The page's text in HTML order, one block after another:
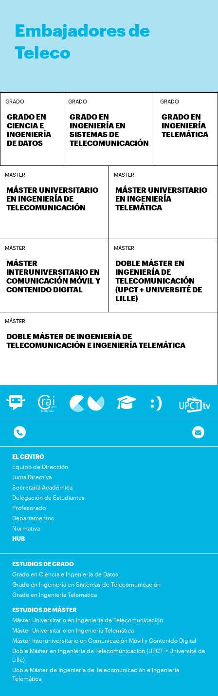
Embajadores de
Teleco
GRADO
GRADO EN
CIENCIA E
INGENIERÍA
DE DATOS
GRADO
GRADO EN
INGENIERÍA EN
SISTEMAS DE
TELECOMUNICACIÓN
GRADO
GRADO EN
INGENIERÍA
TELEMÁTICA
MÁSTER
MÁSTER UNIVERSITARIO
EN INGENIERÍA DE
TELECOMUNICACIÓN
MÁSTER
MÁSTER UNIVERSITARIO
EN INGENIERÍA
TELEMÁTICA
MÁSTER
MÁSTER
INTERUNIVERSITARIO EN
COMUNICACIÓN MÓVIL Y
CONTENIDO DIGITAL
MÁSTER
DOBLE MÁSTER EN
INGENIERÍA DE
TELECOMUNICACIÓN
(UPCT + UNIVERSITÉ DE
LILLE)
MÁSTER
DOBLE MÁSTER DE INGENIERÍA DE
TELECOMUNICACIÓN E INGENIERÍA TELEMÁTICA
EL CENTRO
Equipo de Dirección
Junta Directiva
Secretaría Académica
Delegación de Estudiantes
Profesorado
Departamentos
Normativa
HUB
ESTUDIOS DE GRADO
Grado en Ciencia e Ingeniería de Datos
Grado en Ingeniería en Sistemas de Telecomunicación
Grado en Ingeniería Telemática
ESTUDIOS DE MÁSTER
Máster Universitario en Ingeniería de Telecomunicación
Máster Universitario en Ingeniería Telemática
Máster Interuniversitario en Comunicación Móvil y Contenido Digital
Doble Máster en Ingeniería de Telecomunicación (UPCT + Université de
Lille)
Doble Máster de Ingeniería de Telecomunicación e Ingeniería
Telemática